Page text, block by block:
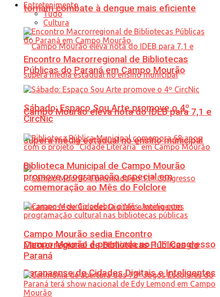
tornam combate à dengue mais eficiente
Campo Mourão eleva nota do IDEB para 7,1 e
supera média estadual no ensino municipal
Campo Mourão é premiada no 11º Congresso
Paranaense de Cidades Digitais e Inteligentes
Entretenimento
Tudo
Cultura
Encontro Macrorregional de Bibliotecas
Públicas do Paraná em Campo Mourão
Sábado: Espaço Sou Arte promove o 4º
CircNic
Biblioteca Municipal de Campo Mourão
promove programação especial em
comemoração ao Mês do Folclore
Campo Mourão sedia Encontro
Macrorregional de Bibliotecas Públicas do
Paraná